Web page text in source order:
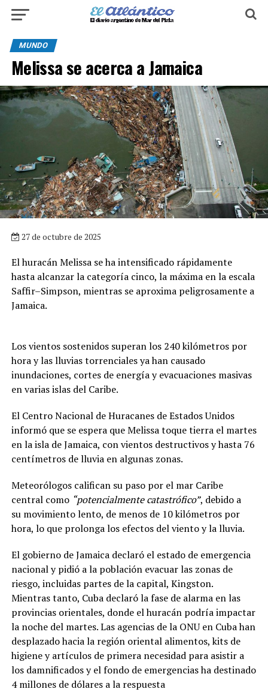
MUNDO
Melissa se acerca a Jamaica
27 de octubre de 2025
El huracán Melissa se ha intensificado rápidamente
hasta alcanzar la categoría cinco, la máxima en la escala
Saffir–Simpson, mientras se aproxima peligrosamente a
Jamaica.
Los vientos sostenidos superan los 240 kilómetros por
hora y las lluvias torrenciales ya han causado
inundaciones, cortes de energía y evacuaciones masivas
en varias islas del Caribe.
El Centro Nacional de Huracanes de Estados Unidos
informó que se espera que Melissa toque tierra el martes
en la isla de Jamaica, con vientos destructivos y hasta 76
centímetros de lluvia en algunas zonas.
Meteorólogos califican su paso por el mar Caribe
central como “potencialmente catastrófico”, debido a
su movimiento lento, de menos de 10 kilómetros por
hora, lo que prolonga los efectos del viento y la lluvia.
El gobierno de Jamaica declaró el estado de emergencia
nacional y pidió a la población evacuar las zonas de
riesgo, incluidas partes de la capital, Kingston.
Mientras tanto, Cuba declaró la fase de alarma en las
provincias orientales, donde el huracán podría impactar
la noche del martes. Las agencias de la ONU en Cuba han
desplazado hacia la región oriental alimentos, kits de
higiene y artículos de primera necesidad para asistir a
los damnificados y el fondo de emergencias ha destinado
4 millones de dólares a la respuesta